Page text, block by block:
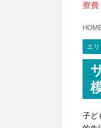
寮費
エリ
子ど